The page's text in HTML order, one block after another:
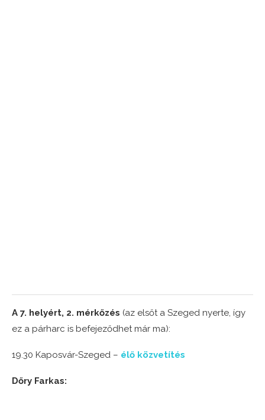
A 7. helyért, 2. mérkőzés (az elsőt a Szeged nyerte, így
ez a párharc is befejeződhet már ma):
19.30 Kaposvár-Szeged – élő közvetítés
Dőry Farkas: